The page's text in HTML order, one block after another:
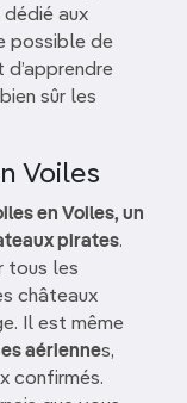
aux
possible de
sûr les
Voiles
en Voiles, un
pirates.
tous les
châteaux
Il est même
aériennes,
confirmés.